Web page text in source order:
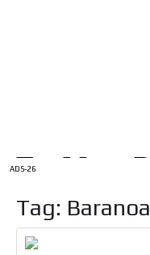
ADS-26
Tag: Baranoa